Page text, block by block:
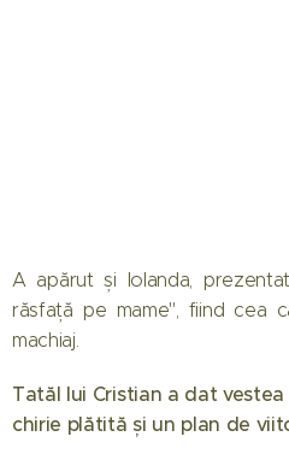
A apărut și Iolanda,
răsfață pe mame", fiind cea
machiaj.
Tatăl lui Cristian a dat
chirie plătită și un plan de